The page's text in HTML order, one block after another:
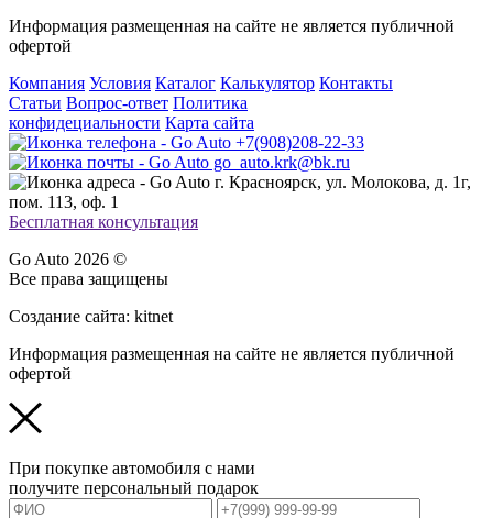
Информация размещенная на сайте не является публичной
офертой
Компания Условия Каталог Калькулятор Контакты
Статьи Вопрос-ответ Политика
конфидециальности Карта сайта
+7(908)208-22-33
go_auto.krk@bk.ru
г. Красноярск, ул. Молокова, д. 1г,
пом. 113, оф. 1
Бесплатная консультация
Go Auto 2026 ©
Все права защищены
Создание сайта: kitnet
Информация размещенная на сайте не является публичной
офертой
При покупке автомобиля с нами
получите персональный подарок